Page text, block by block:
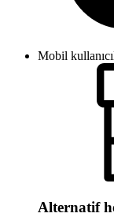
Mobil
Alternatif